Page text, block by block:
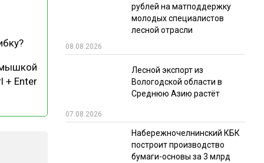
ИТОГИ МЕРОПРИЯТИЙ
+ Enter
рублей на матподдержку
молодых специалистов
лесной отрасли
08.08.2026
Лесной экспорт из
Вологодской области в
Среднюю Азию растёт
07.08.2026
Набережночелнинский КБК
построит производство
бумаги-основы за 3 млрд